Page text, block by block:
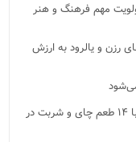
باغ هنر و برگزاری رویدادهای ملی ۲ اولویت مهم فرهنگ و هنر
رزن و یالرود به ارزش
پذیرایی متفاوت و باشکوه از عزاداران حسینی با ۱۴ طعم چای و شربت در